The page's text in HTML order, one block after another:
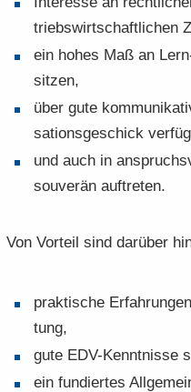
triebs­wirt­schaft­li­chen
ein hohes Maß an
sit­zen,
über gute
sa­ti­ons­ge­schick
und auch in
sou­ve­rän auf­tre­ten.
Von Vor­teil sind dar­über
prak­ti­sche
tung,
gute EDV-​Kenntnisse
ein fun­dier­tes